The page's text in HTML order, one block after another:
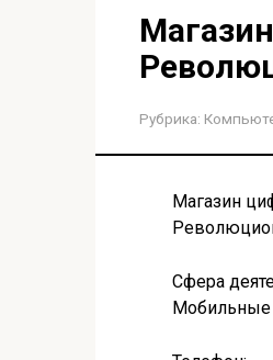
Рубрика:
Магазин
Сфера
Мобильные